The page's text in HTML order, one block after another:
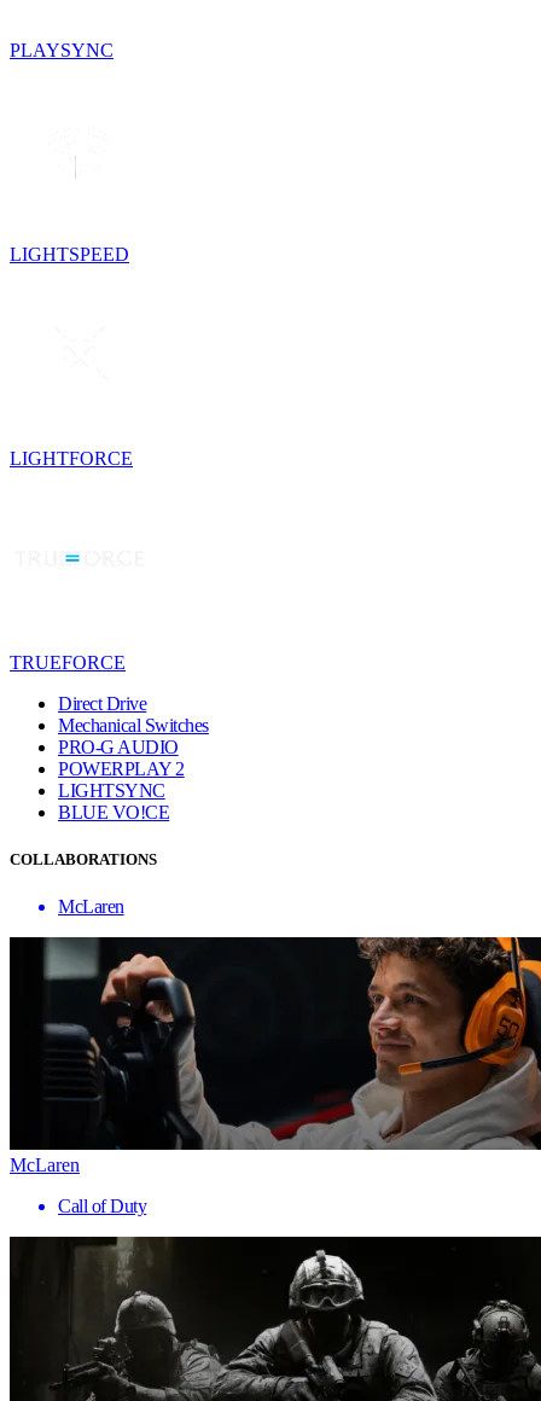
PLAYSYNC
LIGHTSPEED
LIGHTFORCE
TRUEFORCE
Direct Drive
Mechanical Switches
PRO-G AUDIO
POWERPLAY 2
LIGHTSYNC
BLUE VO!CE
COLLABORATIONS
McLaren
McLaren
Call of Duty